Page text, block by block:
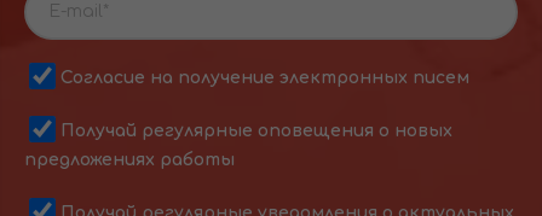
Согласие на получение электронных писем
Получай регулярные оповещения о новых
предложениях работы